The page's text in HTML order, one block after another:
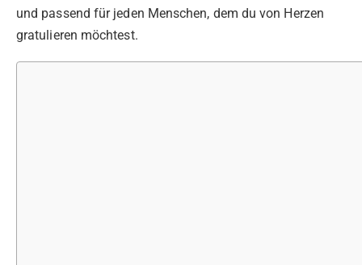
und passend für jeden Menschen, dem du von Herzen
gratulieren möchtest.